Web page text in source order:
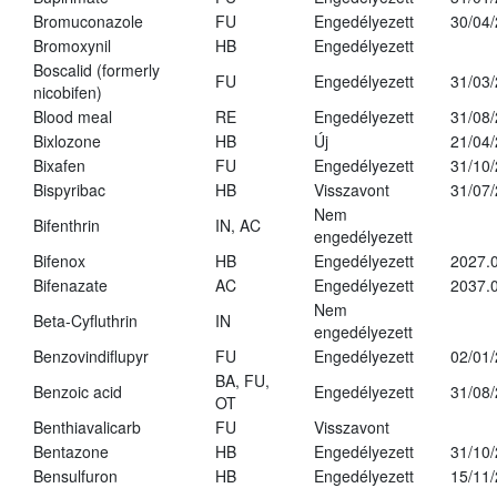
Bromuconazole
FU Engedélyezett
30/
Bromoxynil
HB
Engedélyezett
Boscalid (formerly
nicobifen)
FU Engedélyezett
31/
Blood meal
RE Engedélyezett
31/
Bixlozone
HB Új
21/
Bixafen
FU Engedélyezett
31/
Bispyribac
HB Visszavont
31/
Bifenthrin
IN, AC
Nem
engedélyezett
Bifenox
HB Engedélyezett
Bifenazate
AC Engedélyezett
Beta-Cyfluthrin
IN
Nem
engedélyezett
Benzovindiflupyr
FU Engedélyezett
02/
Benzoic acid
BA, FU,
OT
Engedélyezett
31/
Benthiavalicarb
FU
Visszavont
Bentazone
HB Engedélyezett
31/
Bensulfuron
HB Engedélyezett
15/